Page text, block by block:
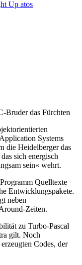
Up atos
Bruder das Fürchten
Systems
die Heidelberger das
sich energisch
sein« wehrt.
Quelltexte
Entwicklungspakete.
neben
Zeiten.
zu Turbo-Pascal
gilt. Noch
Codes, der